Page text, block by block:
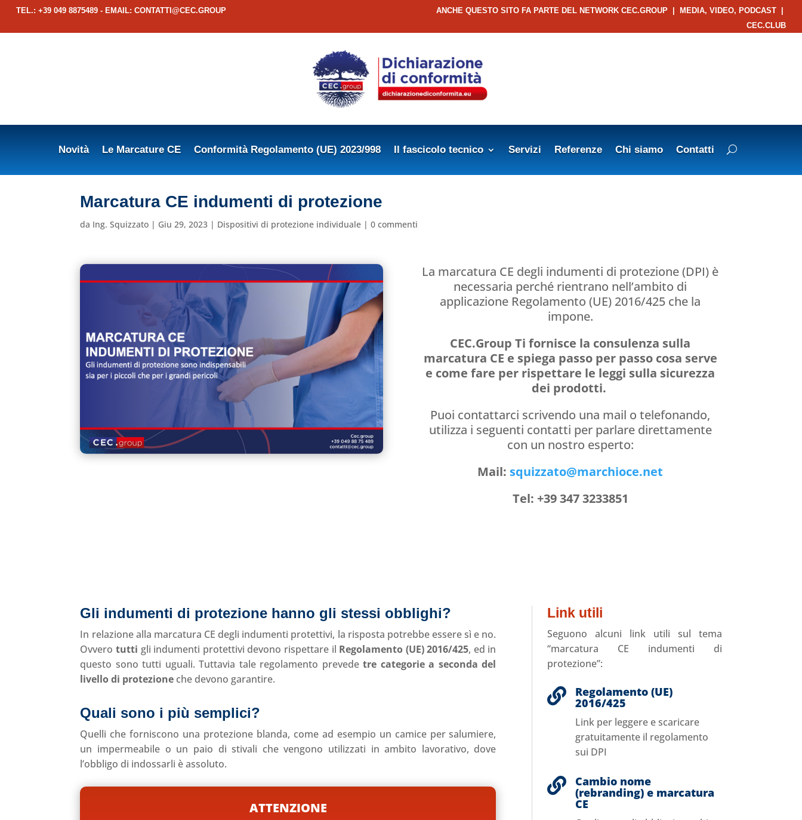
TEL.: +39 049 8875489 - EMAIL: CONTATTI@CEC.GROUP ANCHE QUESTO SITO FA PARTE DEL NETWORK CEC.GROUP MEDIA, VIDEO, PODCAST
CEC.CLUB
Novità Le Marcature CE Conformità Regolamento (UE) 2023/998 Il fascicolo tecnico Servizi Referenze Chi siamo Contatti
Marcatura CE indumenti di protezione
da Ing. Squizzato | Giu 29, 2023 | Dispositivi di protezione individuale |0 commenti
La marcatura CE degli indumenti di protezione (DPI) è
necessaria perché rientrano nell’ambito di
applicazione Regolamento (UE) 2016/425 che la
impone.
CEC.Group Ti fornisce la consulenza sulla
marcatura CE e spiega passo per passo cosa serve
e come fare per rispettare le leggi sulla sicurezza
dei prodotti.
Puoi contattarci scrivendo una mail o telefonando,
utilizza i seguenti contatti per parlare direttamente
con un nostro esperto:
Mail: squizzato@marchioce.net
Tel: +39 347 3233851
Gli indumenti di protezione hanno gli stessi obblighi?
In relazione alla marcatura CE degli indumenti protettivi, la risposta potrebbe essere sì e no.
Ovvero tutti gli indumenti protettivi devono rispettare il Regolamento (UE) 2016/425, ed in
questo sono tutti uguali. Tuttavia tale regolamento prevedetre categorie a seconda del
livello di protezione che devono garantire.
Quali sono i più semplici?
Quelli che forniscono una protezione blanda, come ad esempio un camice per salumiere,
un impermeabile o un paio di stivali che vengono utilizzati in ambito lavorativo, dove
l’obbligo di indossarli è assoluto.
ATTENZIONE
Link utili
Seguono alcuni link utili sul tema
“marcatura CE indumenti di
protezione”:
 Regolamento (UE)
2016/425
Link per leggere e scaricare
gratuitamente il regolamento
sui DPI
 Cambio nome
(rebranding) e marcatura
CE